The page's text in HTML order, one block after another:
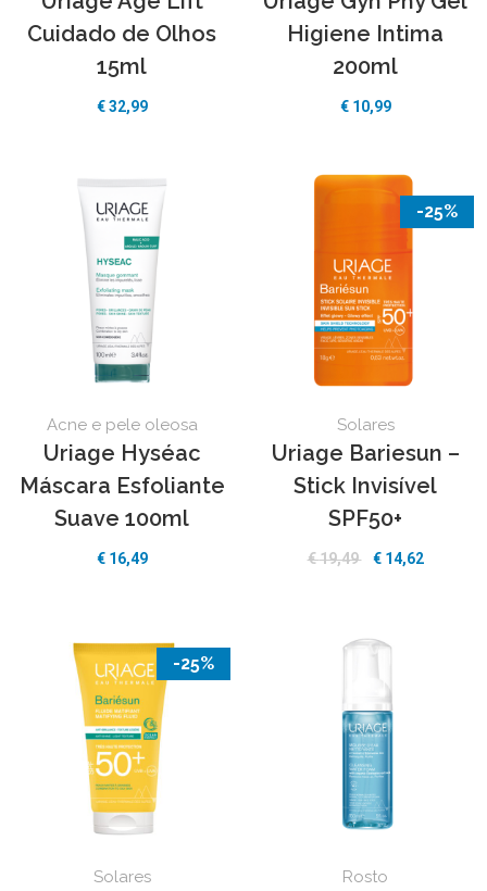
Cuidado de Olhos
15ml
€32,99
Higiene Intima
200ml
€ 10,99
Acne e pele oleosa
Uriage Hyséac
Máscara Esfoliante
Suave 100ml
€ 16,49
-25%
Solares
Uriage Bariesun –
Stick Invisível
SPF50+
€19,49 € 14,62
-25%
Solares Rosto